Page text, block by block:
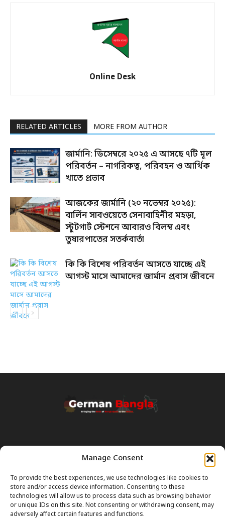
Manage Consent
To provide the best experiences, we use technologies like cookies to
store and/or access device information. Consenting to these
technologies will allow us to process data such as browsing behavior
or unique IDs on this site. Not consenting or withdrawing consent, may
adversely affect certain features and functions.
Online Desk
RELATED ARTICLES MORE FROM AUTHOR
জার্মানি: ডিসেম্বরে ২০২৫ এ আসছে ৭টি মূল
পরিবর্তন – নাগরিকত্ব, পরিবহন ও আর্থিক
খাতে প্রভাব
আজকের জার্মানি (২০ নভেম্বর ২০২৫):
বার্লিন সাবওয়েতে সেনাবাহিনীর মহড়া,
স্টুটগার্ট স্টেশনে আবারও বিলম্ব এবং
তুষারপাতের সতর্কবার্তা
কি কি বিশেষ পরিবর্তন আসতে যাচ্ছে এই
আগস্ট মাসে আমাদের জার্মান প্রবাস জীবনে
Transparency & Disclaimer:
Some content and images on this site are generated with the
assistance of Artificial Intelligence (AI). While we strive for accuracy, AI
can occasionally produce incorrect or outdated information.
Please Note:The content on GermanBangla.com is intended solely